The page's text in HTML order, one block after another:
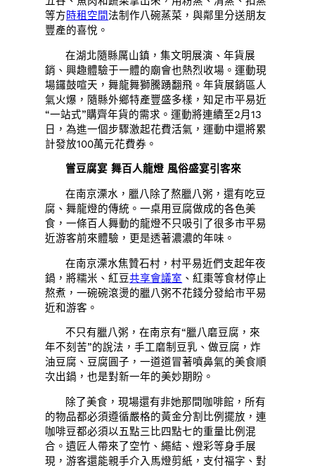
等方時租空間法制作八碗蒸菜，與鄰里分送朋友
豐產的喜悅。
在湖北隨縣厲山鎮，集文明展演、年貨展
銷、興趣體驗于一體的廟會也熱烈收場。運動現
場鑼鼓喧天，舞龍舞獅騰踴翻飛。年貨展銷區人
氣火爆，隨縣外鄉特產豐盛多樣，知足市平易近
“一站式”購齊年貨的需求。運動將連續至2月13
日，為進一個步驟激起花費活氣，運動中還將累
計發放100萬元花費券。
嘗豆腐宴 舞百人龍燈 風俗盛宴引客來
在南京溧水，臘八除了熬臘八粥，還有吃豆
腐、舞龍燈的傳統。一桌用豆腐做成的各色美
食，一條百人舞動的龍燈不只吸引了很多市平易
近游客前來體驗，更是透著濃濃的年味。
在南京溧水焦贊石村，村平易近們支起年夜
鍋，將糯米、紅豆共享會議室 、紅棗等食材停止
熬煮，一碗碗滾燙的臘八粥不花錢分發給市平易
近和游客。
不只有臘八粥，在南京有“臘八磨豆腐，來
年不刻苦”的說法，手工磨制豆乳、做豆腐，炸
油豆腐、豆腐圓子，一道道冒著噴鼻氣的美食順
次出鍋，也是對新一年的美妙期盼。
除了美食，現場還有非她那間咖啡館，所有
的物品都必須遵循嚴格的黃金分割比例擺放，連
咖啡豆都必須以五點三比四點七的重量比例混
合。遺匠人帶來了空竹、繩結、燈彩等身手展
現，游客還能親手介入馬燈剪紙，支付福字、對